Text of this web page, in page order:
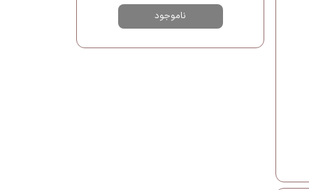
ناموجود